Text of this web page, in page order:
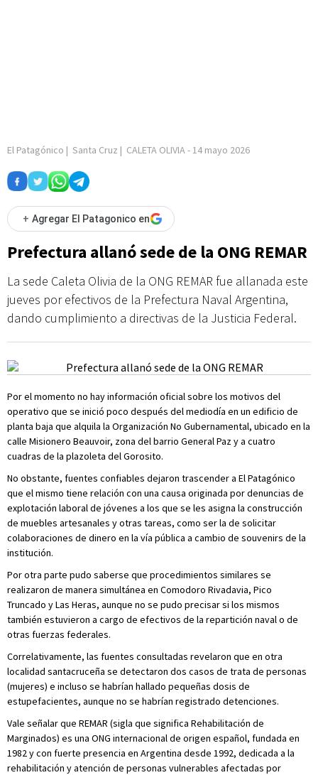
El Patagónico | Santa Cruz | CALETA OLIVIA- 14 mayo 2026
+ Agregar El Patagonico en
Prefectura allanó sede de la ONG REMAR
La sede Caleta Olivia de la ONG REMAR fue allanada este
jueves por efectivos de la Prefectura Naval Argentina,
dando cumplimiento a directivas de la Justicia Federal.
Por el momento no hay información oficial sobre los motivos del
operativo que se inició poco después del mediodía en un edificio de
planta baja que alquila la Organización No Gubernamental, ubicado en la
calle Misionero Beauvoir, zona del barrio General Paz y a cuatro
cuadras de la plazoleta del Gorosito.
No obstante, fuentes confiables dejaron trascender a El Patagónico
que el mismo tiene relación con una causa originada por denuncias de
explotación laboral de jóvenes a los que se les asigna la construcción
de muebles artesanales y otras tareas, como ser la de solicitar
colaboraciones de dinero en la vía pública a cambio de souvenirs de la
institución.
Por otra parte pudo saberse que procedimientos similares se
realizaron de manera simultánea en Comodoro Rivadavia, Pico
Truncado y Las Heras, aunque no se pudo precisar si los mismos
también estuvieron a cargo de efectivos de la repartición naval o de
otras fuerzas federales.
Correlativamente, las fuentes consultadas revelaron que en otra
localidad santacruceña se detectaron dos casos de trata de personas
(mujeres) e incluso se habrían hallado pequeñas dosis de
estupefacientes, aunque no se habrían registrado detenciones.
Vale señalar que REMAR (sigla que significa Rehabilitación de
Marginados) es una ONG internacional de origen español, fundada en
1982 y con fuerte presencia en Argentina desde 1992, dedicada a la
rehabilitación y atención de personas vulnerables afectadas por